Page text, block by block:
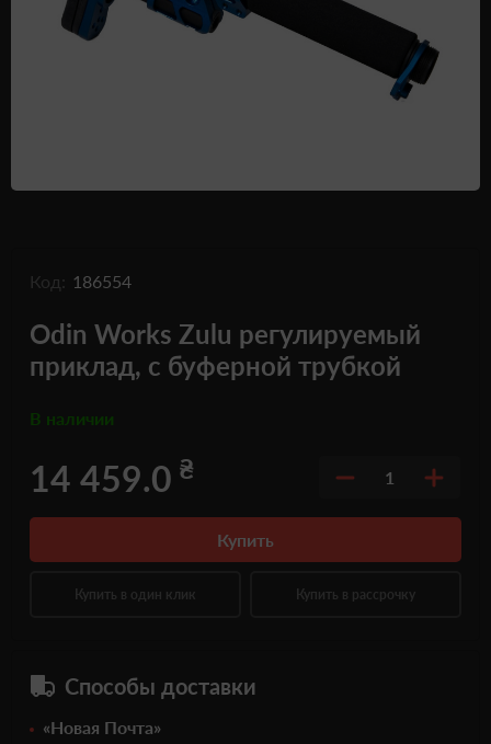
Код: 186554
Odin Works Zulu регулируемый
приклад, с буферной трубкой
В наличии
14 459.0 ₴ 1
Купить
Купить в один клик Купить в рассрочку
Способы доставки
«Новая Почта»